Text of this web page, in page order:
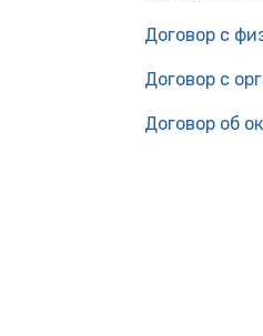
Договор с
Договор с
Договор об